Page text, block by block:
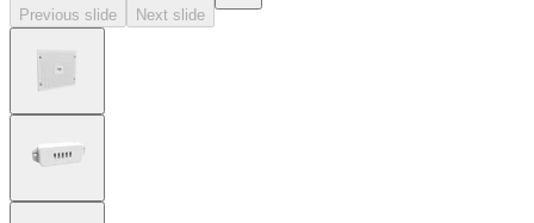
Previous slide Next slide